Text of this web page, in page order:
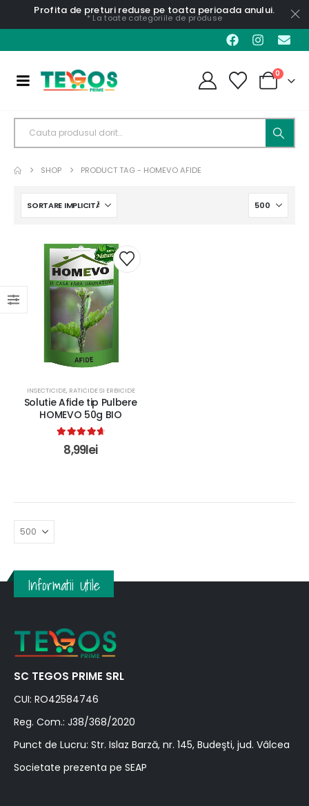
Profita de preturi reduse pe toata perioada anului.
* La toate categoriile de produse
0
SHOP PRODUCT TAG - HOMEVO AFIDE
INSECTICIDE, RATICIDE SI ERBICIDE
Solutie Afide tip Pulbere
HOMEVO 50g BIO
4.80 out of 5
8,99lei
Informatii Utile
SC TEGOS PRIME SRL
CUI: RO42584746
Reg. Com.: J38/368/2020
Punct de Lucru: Str. Islaz Barză, nr. 145, Budeşti, jud. Vâlcea
Societate prezenta pe SEAP